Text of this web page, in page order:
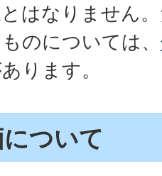
はなりません
のについては、
ります。
ついて